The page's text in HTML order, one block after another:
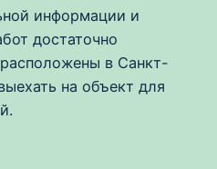
информации и
достаточно
в Санкт-
на объект для